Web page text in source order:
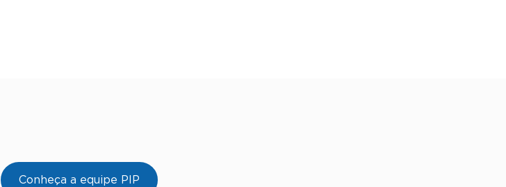
Conheça a equipe PIP